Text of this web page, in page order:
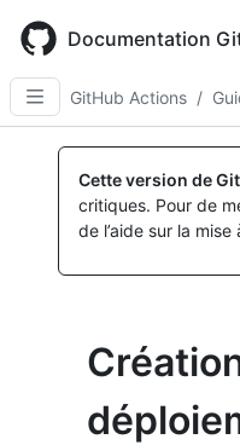
main
content
Documentation
GitHub Actions /
Cette version de
critiques. Pour de
de l’aide sur la mise